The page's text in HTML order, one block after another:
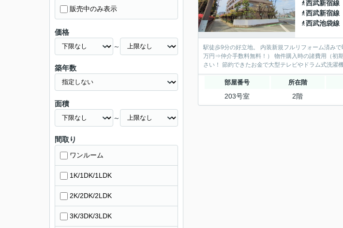
西武新宿線
西武新宿線
西武池袋線
駅徒歩9分の好立地。 内装新規フルリフォーム済みで即入居可。 ハウジングトラストで購入すれば、仲介手数料無料です♪ （
万円⇒仲介手数料無料！） 物件購入時の諸費用（初期費用）を大幅に節約できます。家計に優しい『仲介手数料最大無料サービス』をぜひご利用くだ
さい！ 節約できたお金で大型テレビやドラム式
部屋番号 所在階
203号室 2階
販売中のみ表示
価格
～
築年数
面積
～
間取り
ワンルーム
1K/1DK/1LDK
2K/2DK/2LDK
3K/3DK/3LDK